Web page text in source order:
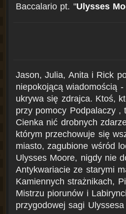
Baccalario pt. "Ulysses
Jason, Julia, Anita i Rick
niepokojącą wiadomością
ukrywa się zdrajca. Ktoś,
przy pomocy Podpalaczy ,
Cienka nić drobnych
którym przechowuje się
miasto, zagubione wśród
Ulysses Moore, nigdy nie
Antykwariacie ze starymi
Kamiennych strażnikach,
Mistrzu piorunów i
przygodowej sagi